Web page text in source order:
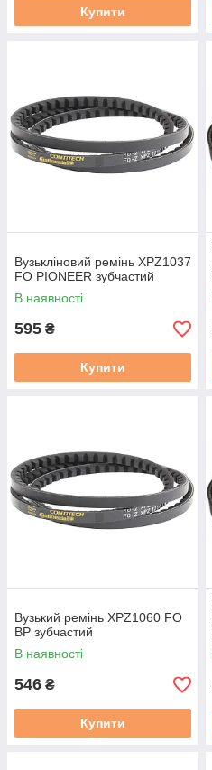
Купити
Вузькліновий ремінь XPZ1037
FO PIONEER зубчастий
В наявності
595 ₴
Купити
Вузький ремінь XPZ1060 FO
BP зубчастий
В наявності
546 ₴
Купити